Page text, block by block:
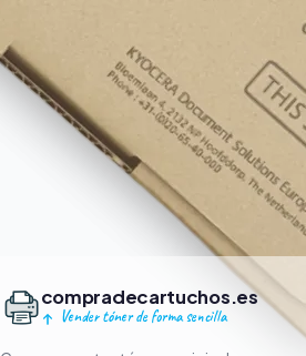
compradecartuchos.es
Vender tóner de forma sencilla